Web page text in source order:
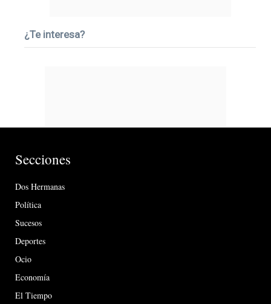
¿Te interesa?
Secciones
Dos Hermanas
Política
Sucesos
Deportes
Ocio
Economía
El Tiempo